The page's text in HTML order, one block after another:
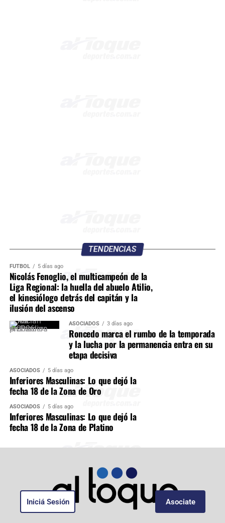
TENDENCIAS
FÚTBOL 5 días ago
Nicolás Fenoglio, el multicampeón de la
Liga Regional: la huella del abuelo Atilio,
el kinesiólogo detrás del capitán y la
ilusión del ascenso
ASOCIADOS 3 días ago
Roncedo marca el rumbo de la temporada
y la lucha por la permanencia entra en su
etapa decisiva
ASOCIADOS 5 días ago
Inferiores Masculinas: Lo que dejó la
fecha 18 de la Zona de Oro
ASOCIADOS 5 días ago
Inferiores Masculinas: Lo que dejó la
fecha 18 de la Zona de Platino
Asociate
Iniciá Sesión